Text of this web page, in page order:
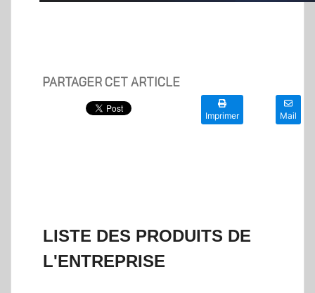
PARTAGER CET ARTICLE
Imprimer Mail
LISTE DES PRODUITS DE
L'ENTREPRISE